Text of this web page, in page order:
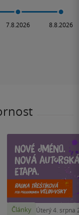
Články Úterý 4. srpna